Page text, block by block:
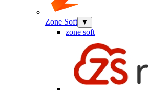
Zone Soft ▼
zone soft